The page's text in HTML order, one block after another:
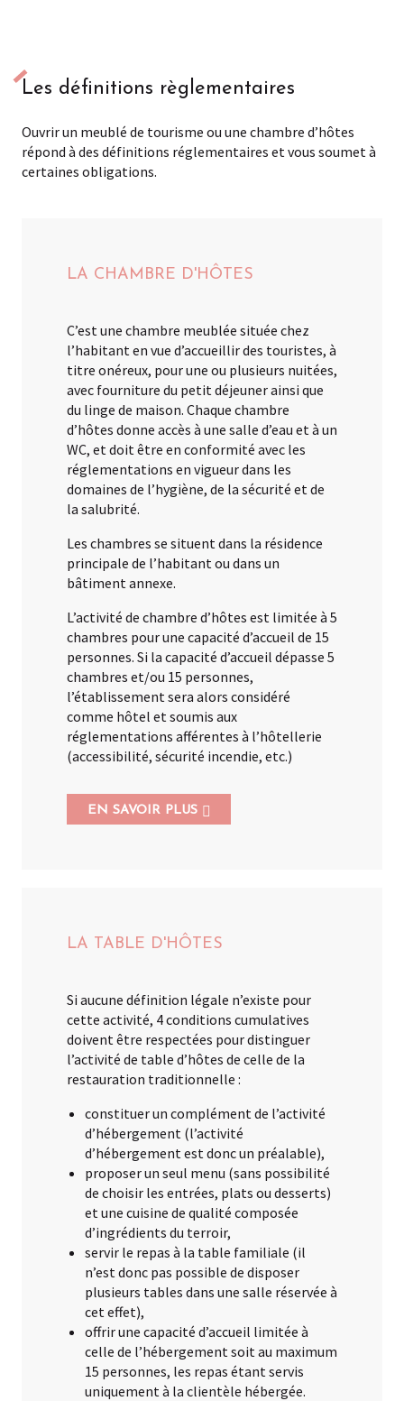
location touristique de bien
Les points de vigilance concernant les
La commercialisation de votre
hébergement via des opérateurs
numériques
Créer et développer
Les définitions règlementaires
Ouvrir un meublé de tourisme ou une chambre d’hôtes
répond à des définitions réglementaires et vous soumet à
certaines obligations.
LA CHAMBRE D'HÔTES
C’est une chambre meublée située chez
l’habitant en vue d’accueillir des touristes, à
titre onéreux, pour une ou plusieurs nuitées,
avec fourniture du petit déjeuner ainsi que
du linge de maison. Chaque chambre
d’hôtes donne accès à une salle d’eau et à un
WC, et doit être en conformité avec les
réglementations en vigueur dans les
domaines de l’hygiène, de la sécurité et de
la salubrité.
Les chambres se situent dans la résidence
principale de l’habitant ou dans un
bâtiment annexe.
L’activité de chambre d’hôtes est limitée à 5
chambres pour une capacité d’accueil de 15
personnes. Si la capacité d’accueil dépasse 5
chambres et/ou 15 personnes,
l’établissement sera alors considéré
comme hôtel et soumis aux
réglementations afférentes à l’hôtellerie
(accessibilité, sécurité incendie, etc.)
EN SAVOIR PLUS
LA TABLE D'HÔTES
Si aucune définition légale n’existe pour
cette activité, 4 conditions cumulatives
doivent être respectées pour distinguer
l’activité de table d’hôtes de celle de la
restauration traditionnelle :
constituer un complément de l’activité
d’hébergement (l’activité
d’hébergement est donc un préalable),
proposer un seul menu (sans possibilité
de choisir les entrées, plats ou desserts)
et une cuisine de qualité composée
d’ingrédients du terroir,
servir le repas à la table familiale (il
n’est donc pas possible de disposer
plusieurs tables dans une salle réservée à
cet effet),
offrir une capacité d’accueil limitée à
celle de l’hébergement soit au maximum
15 personnes, les repas étant servis
uniquement à la clientèle hébergée.